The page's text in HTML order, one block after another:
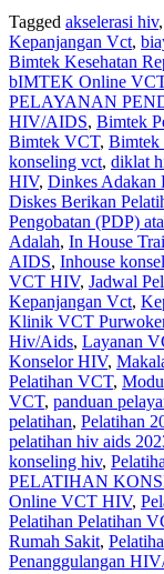
Tagged akselerasi hiv,
Kepanjangan Vct,
Bimtek Kesehatan
bIMTEK Online
PELAYANAN
HIV/AIDS, Bimtek
Bimtek VCT,
konseling vct, diklat
HIV, Dinkes Adakan
Diskes Berikan
Pengobatan (PDP)
Adalah, In House
AIDS, Inhouse
VCT HIV, Jadwal
Kepanjangan Vct,
Klinik VCT
Hiv/Aids, Layanan
Konselor HIV,
Pelatihan VCT,
VCT, panduan
pelatihan, Pelatihan
pelatihan hiv aids
konseling hiv,
PELATIHAN
Online VCT HIV,
Pelatihan Pelatihan
Rumah Sakit‎,
Penanggulangan